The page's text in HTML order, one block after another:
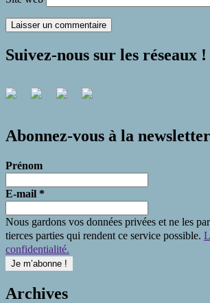
Suivez-nous sur les réseaux !
Abonnez-vous à la
Prénom
E-mail *
Nous gardons vos données privées et ne les
tierces parties qui rendent ce service possible.
confidentialité.
Archives